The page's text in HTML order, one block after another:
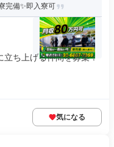
完備✨即入寮可
ち上げる仲間を募集！
気になる